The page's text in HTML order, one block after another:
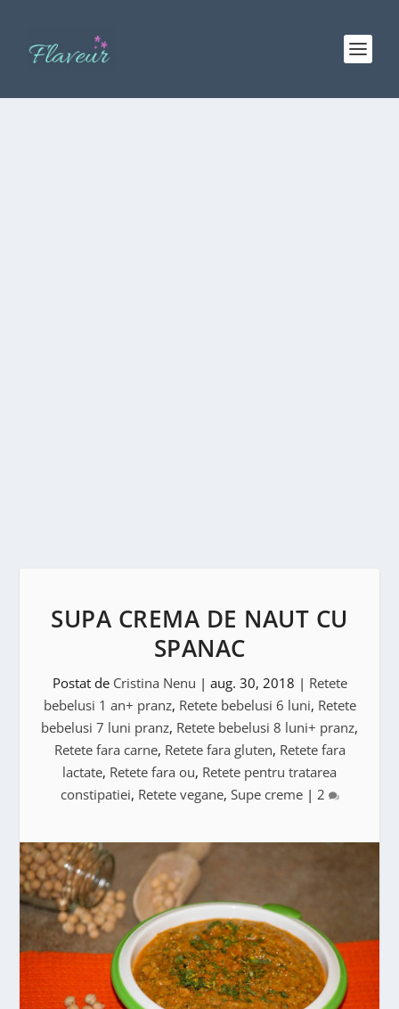
SUPA CREMA DE NAUT CU
SPANAC
Postat de Cristina Nenu | aug. 30, 2018 | Retete
bebelusi 1 an+ pranz, Retete bebelusi 6 luni, Retete
bebelusi 7 luni pranz, Retete bebelusi 8 luni+ pranz,
Retete fara carne, Retete fara gluten, Retete fara
lactate, Retete fara ou, Retete pentru tratarea
constipatiei, Retete vegane, Supe creme| 2